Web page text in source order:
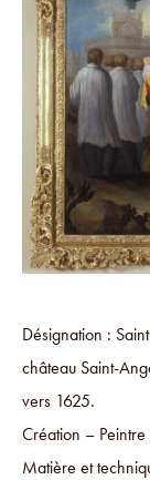
Désignation :
château Saint-
vers 1625.
Création – Peintre
Matière et